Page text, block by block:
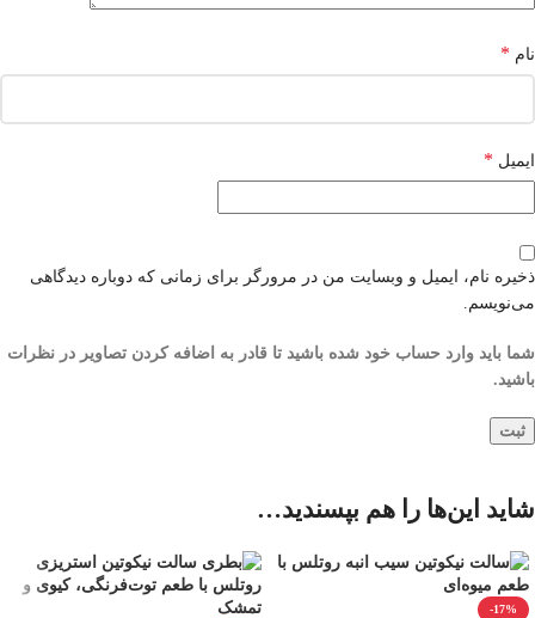
نام *
ایمیل *
ذخیره نام، ایمیل و وبسایت من در مرورگر برای زمانی که دوباره دیدگاهی
می‌نویسم.
شما باید وارد حساب خود شده باشید تا قادر به اضافه کردن تصاویر در نظرات
باشید.
شاید این‌ها را هم بپسندید…
-17%